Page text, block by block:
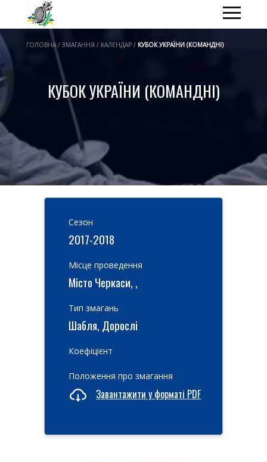
ГОЛОВНА / ЗМАГАННЯ / КАЛЕНДАР / КУБОК УКРАЇНИ (КОМАНДНІ)
КУБОК УКРАЇНИ (КОМАНДНІ)
Cезон
2017-2018
Місце проведення
Місто Черкаси, ,
Тип змагань
Шабля, Дорослі
Коефіцієнт
Положення про змагання
Завантажити у форматі PDF